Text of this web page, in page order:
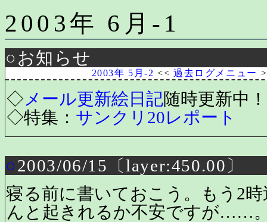
2003年 6月-1
○お知らせ
2003年 5月-2 <<過去ログメニュー
◇ メール更新絵日記随時更新中！
◇特集： サンクリ20レポート
○2003/06/15〔layer:450.00〕
寝る前に書いておこう。もう2
んと起きれるか不安ですが……